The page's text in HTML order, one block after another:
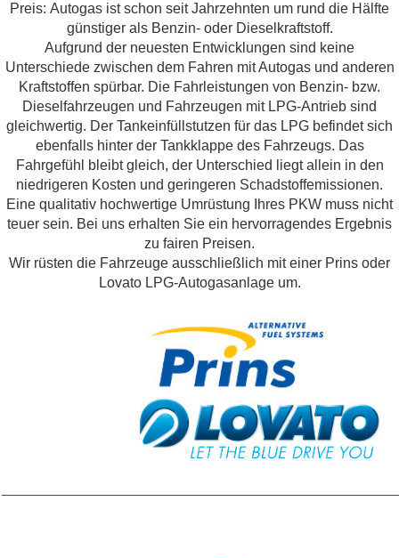
Preis: Autogas ist schon seit Jahrzehnten um rund die Hälfte
günstiger als Benzin- oder Dieselkraftstoff.
Aufgrund der neuesten Entwicklungen sind keine
Unterschiede zwischen dem Fahren mit Autogas und anderen
Kraftstoffen spürbar. Die Fahrleistungen von Benzin- bzw.
Dieselfahrzeugen und Fahrzeugen mit LPG-Antrieb sind
gleichwertig. Der Tankeinfüllstutzen für das LPG befindet sich
ebenfalls hinter der Tankklappe des Fahrzeugs. Das
Fahrgefühl bleibt gleich, der Unterschied liegt allein in den
niedrigeren Kosten und geringeren Schadstoffemissionen.
Eine qualitativ hochwertige Umrüstung Ihres PKW muss nicht
teuer sein. Bei uns erhalten Sie ein hervorragendes Ergebnis
zu fairen Preisen.
Wir rüsten die Fahrzeuge ausschließlich mit einer Prins oder
Lovato LPG-Autogasanlage um.